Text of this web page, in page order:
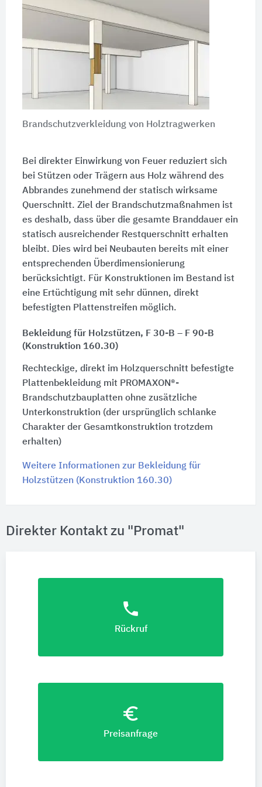
Brandschutzverkleidung von Holztragwerken
Bei direkter Einwirkung von Feuer reduziert sich
bei Stützen oder Trägern aus Holz während des
Abbrandes zunehmend der statisch wirksame
Querschnitt. Ziel der Brandschutzmaßnahmen ist
es deshalb, dass über die gesamte Branddauer ein
statisch ausreichender Restquerschnitt erhalten
bleibt. Dies wird bei Neubauten bereits mit einer
entsprechenden Überdimensionierung
berücksichtigt. Für Konstruktionen im Bestand ist
eine Ertüchtigung mit sehr dünnen, direkt
befestigten Plattenstreifen möglich.
Bekleidung für Holzstützen, F 30-B – F 90-B
(Konstruktion 160.30)
Rechteckige, direkt im Holzquerschnitt befestigte
Plattenbekleidung mit PROMAXON®-
Brandschutzbauplatten ohne zusätzliche
Unterkonstruktion (der ursprünglich schlanke
Charakter der Gesamtkonstruktion trotzdem
erhalten)
Weitere Informationen zur Bekleidung für
Holzstützen (Konstruktion 160.30)
Direkter Kontakt zu "Promat"
phone
Rückruf
euro_symbol
Preisanfrage